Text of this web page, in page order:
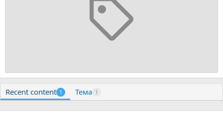
Recent content 1 Тема 1